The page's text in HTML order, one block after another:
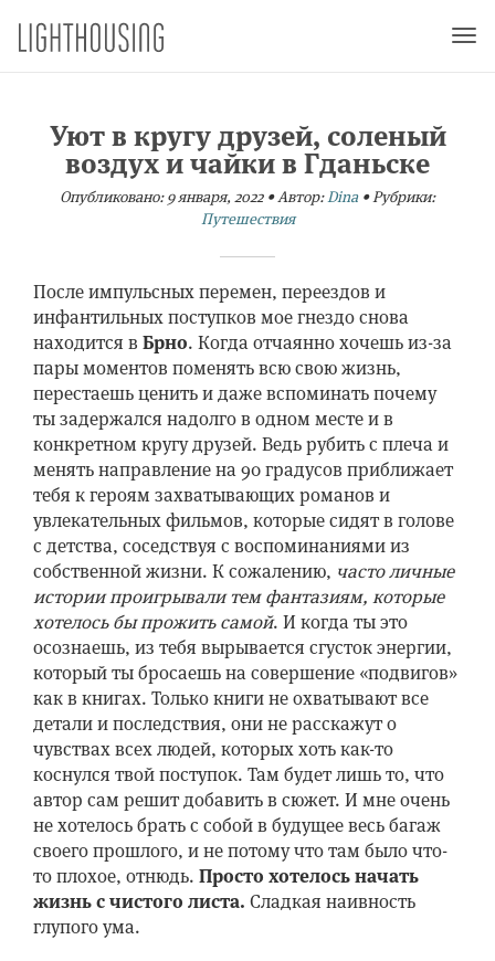
Уют в кругу друзей, соленый
воздух и чайки в Гданьске
Опубликовано:9 января, 2022•Автор:Dina•Рубрики:
Путешествия
После импульсных перемен, переездов и
инфантильных поступков мое гнездо снова
находится в Брно. Когда отчаянно хочешь из-за
пары моментов поменять всю свою жизнь,
перестаешь ценить и даже вспоминать почему
ты задержался надолго в одном месте и в
конкретном кругу друзей. Ведь рубить с плеча и
менять направление на 90 градусов приближает
тебя к героям захватывающих романов и
увлекательных фильмов, которые сидят в голове
с детства, соседствуя с воспоминаниями из
собственной жизни. К сожалению, часто личные
истории проигрывали тем фантазиям, которые
хотелось бы прожить самой. И когда ты это
осознаешь, из тебя вырывается сгусток энергии,
который ты бросаешь на совершение «подвигов»
как в книгах. Только книги не охватывают все
детали и последствия, они не расскажут о
чувствах всех людей, которых хоть как-то
коснулся твой поступок. Там будет лишь то, что
автор сам решит добавить в сюжет. И мне очень
не хотелось брать с собой в будущее весь багаж
своего прошлого, и не потому что там было что-
то плохое, отнюдь. Просто хотелось начать
жизнь с чистого листа. Сладкая наивность
глупого ума.